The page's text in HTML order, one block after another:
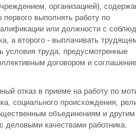
организацией),
первого выполнять работу по
или должности с
а второго - выплачивать
условия труда, предусмотренные
договором и
отказ в приеме на работу по
социального происхождения,
объединениям и другим
деловыми качествами работника.